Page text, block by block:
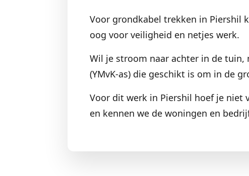
Voor grondkabel trekken in Piershil
oog voor veiligheid en netjes werk.
Wil je stroom naar achter in de tuin,
(YMvK-as) die geschikt is om in de
Voor dit werk in Piershil hoef je niet
en kennen we de woningen en